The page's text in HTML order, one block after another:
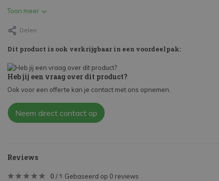
Toon meer
Delen
Dit product is ook verkrijgbaar in een voordeelpak:
Heb jij een vraag over dit product?
Ook voor een offerte kan je contact met ons opnemen.
Neem direct contact op
Reviews
0 / 5 Gebaseerd op 0 reviews